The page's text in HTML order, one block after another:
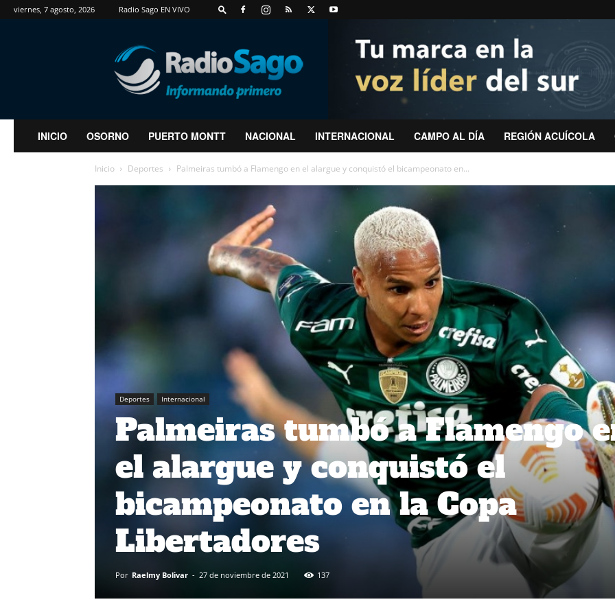
viernes, 7 agosto, 2026 Radio Sago EN VIVO
RadioSago
INICIO OSORNO PUERTO MONTT NACIONAL INTERNACIONAL CAMPO AL DÍA REGIÓN ACUÍCOLA
Inicio Deportes Palmeiras tumbó a Flamengo en el alargue y conquistó el bicampeonato en...
Deportes Internacional
Palmeiras tumbó a Flamengo
el alargue y conquistó el
bicampeonato en la Copa
Libertadores
Por Raelmy Bolivar - 27 de noviembre de 2021 137